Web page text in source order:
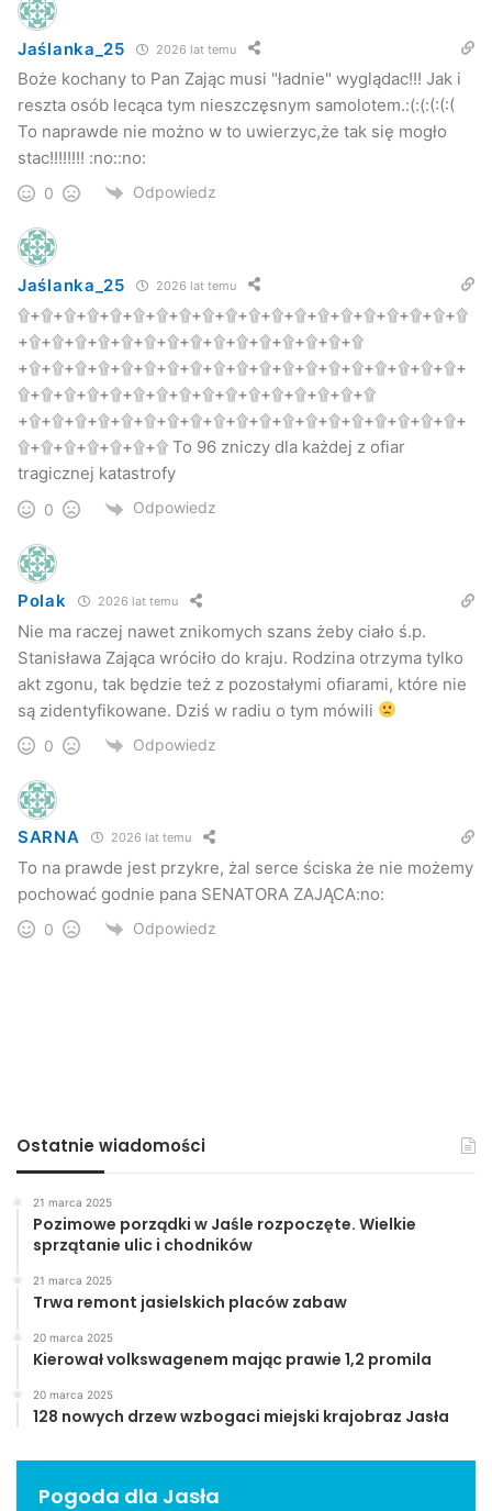
Jaślanka_25 2026 lat temu
Boże kochany to Pan Zając musi "ładnie" wyglądac!!! Jak i
reszta osób lecąca tym nieszczęsnym samolotem.:(:(:(:(:(
To naprawde nie możno w to uwierzyc,że tak się mogło
stac!!!!!!!! :no::no:
0 Odpowiedz
Jaślanka_25 2026 lat temu
۩+۩+۩+۩+۩+۩+۩+۩+۩+۩+۩+۩+۩+۩+۩+۩+۩+۩+۩+۩
+۩+۩+۩+۩+۩+۩+۩+۩+۩+۩+۩+۩+۩+۩+۩
+۩+۩+۩+۩+۩+۩+۩+۩+۩+۩+۩+۩+۩+۩+۩+۩+۩+۩+۩+
۩+۩+۩+۩+۩+۩+۩+۩+۩+۩+۩+۩+۩+۩+۩+۩
+۩+۩+۩+۩+۩+۩+۩+۩+۩+۩+۩+۩+۩+۩+۩+۩+۩+۩+۩+
۩+۩+۩+۩+۩+۩+۩ To 96 zniczy dla każdej z ofiar
tragicznej katastrofy
0 Odpowiedz
Polak 2026 lat temu
Nie ma raczej nawet znikomych szans żeby ciało ś.p.
Stanisława Zająca wróciło do kraju. Rodzina otrzyma tylko
akt zgonu, tak będzie też z pozostałymi ofiarami, które nie
są zidentyfikowane. Dziś w radiu o tym mówili
0 Odpowiedz
SARNA 2026 lat temu
To na prawde jest przykre, żal serce ściska że nie możemy
pochować godnie pana SENATORA ZAJĄCA:no:
0 Odpowiedz
Ostatnie wiadomości
21 marca 2025
Pozimowe porządki w Jaśle rozpoczęte. Wielkie
sprzątanie ulic i chodników
21 marca 2025
Trwa remont jasielskich placów zabaw
20 marca 2025
Kierował volkswagenem mając prawie 1,2 promila
20 marca 2025
128 nowych drzew wzbogaci miejski krajobraz Jasła
Pogoda dla Jasła